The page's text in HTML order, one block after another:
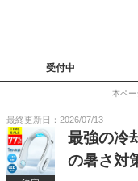
受付中
本ペー
最終更新日：2026/07/13
最強の冷
の暑さ対